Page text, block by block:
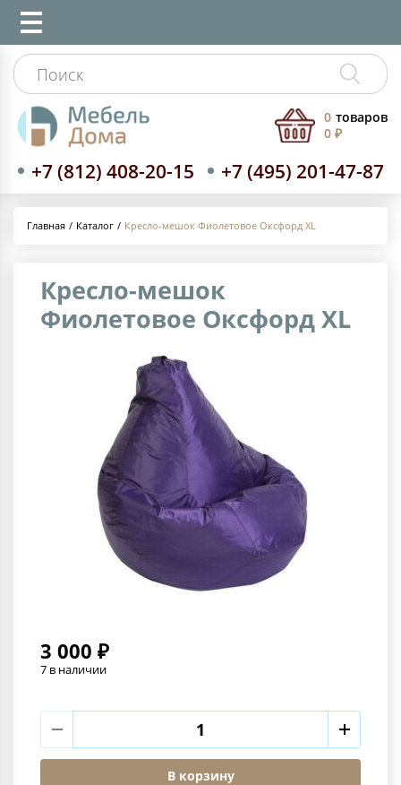
+7 (812) 408-20-15 +7 (495) 201-47-87
0 товаров
0 ₽
Главная Каталог Кресло-мешок Фиолетовое Оксфорд XL
Кресло-мешок
Фиолетовое Оксфорд XL
3 000 ₽
7 в наличии
В корзину